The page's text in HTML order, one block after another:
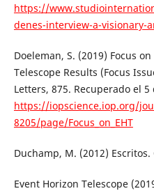
https://
denes-interview-a-visionary-
Doeleman, S. (2019) Focus
Telescope Results (Focus
Letters, 875. Recuperado el
https://iopscience.iop.org/
8205/page/Focus_on_EHT
Duchamp, M. (2012)
Event Horizon Telescope